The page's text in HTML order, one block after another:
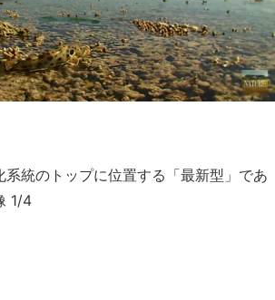
系統のトップに位置する「最新型」であ
1/4